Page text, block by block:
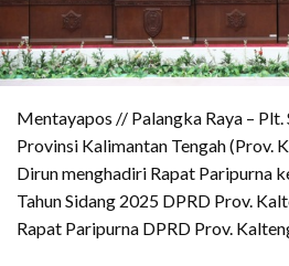
Mentayapos // Palangka Raya –
Provinsi Kalimantan Tengah (Prov.
Dirun menghadiri Rapat Paripurna
Tahun Sidang 2025 DPRD Prov.
Rapat Paripurna DPRD Prov.